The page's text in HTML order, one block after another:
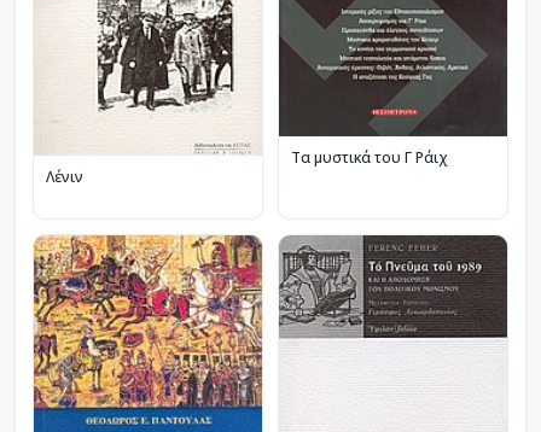
Λένιν
Τα μυστικά του Γ Ράιχ